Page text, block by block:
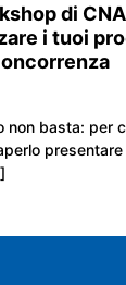
di
i tuoi
non basta: per